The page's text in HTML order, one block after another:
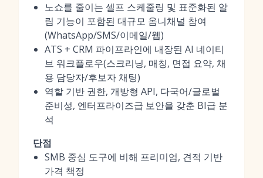
노쇼를 줄이는 셀프 스케줄링 및 표준화된 알
림 기능이 포함된 대규모 옴니채널 참여
(WhatsApp/SMS/이메일/웹)
ATS + CRM 파이프라인에 내장된 AI 네이티
브 워크플로우(스크리닝, 매칭, 면접 요약, 채
용 담당자/후보자 채팅)
역할 기반 권한, 개방형 API, 다국어/글로벌
준비성, 엔터프라이즈급 보안을 갖춘 BI급 분
석
단점
SMB 중심 도구에 비해 프리미엄, 견적 기반
가격 책정